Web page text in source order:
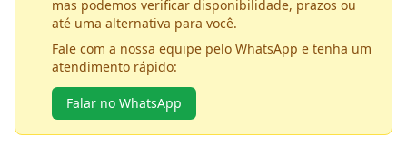
mas podemos verificar disponibilidade, prazos ou
até uma alternativa para você.
Fale com a nossa equipe pelo WhatsApp e tenha um
atendimento rápido:
Falar no WhatsApp